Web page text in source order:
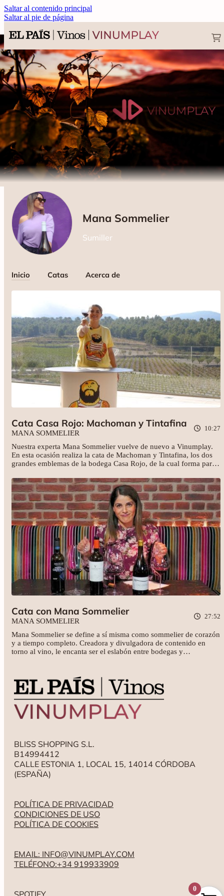
Saltar al contenido principal
Saltar al pie de página
Mana Sommelier
Sumiller
Inicio Catas Acerca de
Cata Casa Rojo: Machoman y Tintafina
MANA SOMMELIER
10:27
Nuestra experta Mana Sommelier vuelve de nuevo a Vinumplay.
En esta ocasión realiza la cata de Machoman y Tintafina, los dos
grandes emblemas de la bodega Casa Rojo, de la cual forma parte
winelover!
Cata con Mana Sommelier
MANA SOMMELIER
27:52
Mana Sommelier se define a sí misma como sommelier de corazón
y a tiempo completo. Creadora y divulgadora de contenido en
torno al vino, le encanta ser el eslabón entre bodegas y
Salgado Capricho Viñas Viejas Vino Autor (2019), Valtravieso
Crianza Vino de Páramo (2019) y Talamingo Tinto Merlot Crianza
Ecológico (2019).
BLISS SHOPPING S.L.
B14994412
CALLE ESTONIA 1, LOCAL 15, 14014 CÓRDOBA
(ESPAÑA)
POLÍTICA DE PRIVACIDAD
CONDICIONES DE USO
POLÍTICA DE COOKIES
EMAIL: INFO@VINUMPLAY.COM
TELÉFONO:+34 919933909
SPOTIFY
0